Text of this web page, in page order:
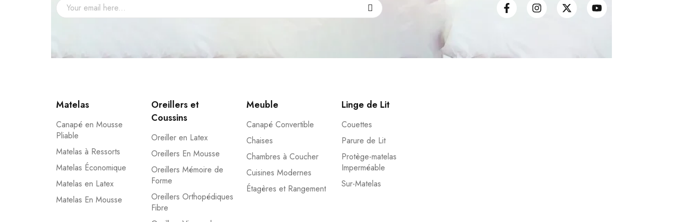
Matelas
Canapé en Mousse
Pliable
Matelas à Ressorts
Matelas Économique
Matelas en Latex
Matelas En Mousse
Oreillers et
Coussins
Oreiller en Latex
Oreillers En Mousse
Oreillers Mémoire de
Forme
Oreillers Orthopédiques
Fibre
Meuble
Canapé Convertible
Chaises
Chambres à Coucher
Cuisines Modernes
Étagères et Rangement
Linge de Lit
Couettes
Parure de Lit
Protège-matelas
Imperméable
Sur-Matelas